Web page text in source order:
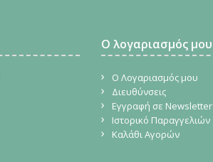
Ο λογαριασμός μου
Ο Λογαριασμός μου
Διευθύνσεις
Εγγραφή σε Newsletter
Ιστορικό Παραγγελιών
Καλάθι Αγορών